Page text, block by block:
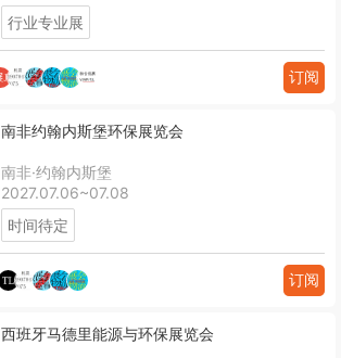
行业专业展
订阅
南非约翰内斯堡环保展览会
南非·约翰内斯堡
2027.07.06~07.08
时间待定
订阅
西班牙马德里能源与环保展览会